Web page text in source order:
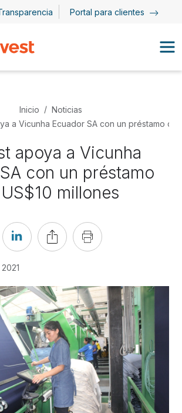
Portal para clientes
Inicio
Noticias
a Vicunha Ecuador SA con un préstamo de
apoya a Vicunha
con un préstamo
millones